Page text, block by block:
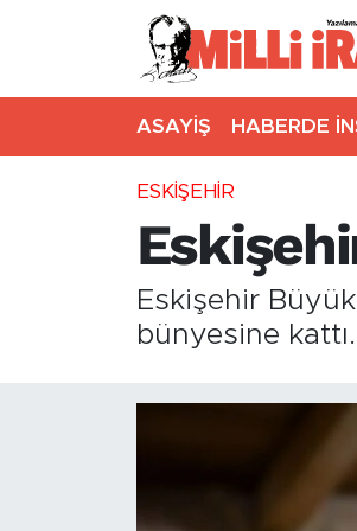
ASAYİŞ HABERDE
ESKİŞEHİR
Eskişehir
bünyesine